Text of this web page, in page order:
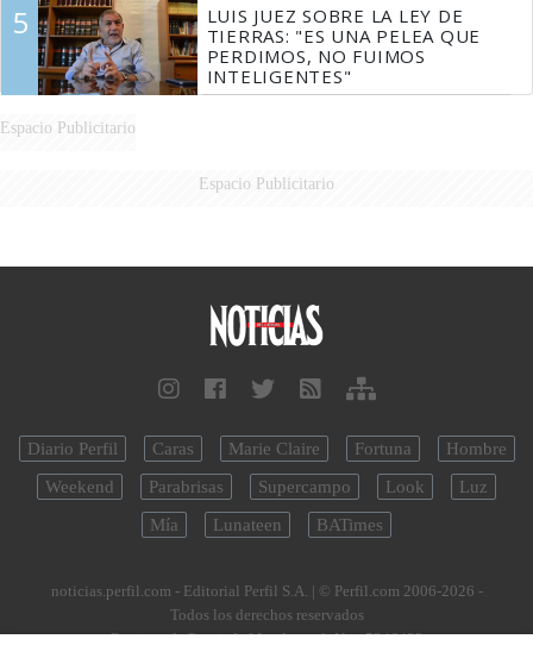
5
LUIS JUEZ SOBRE LA LEY DE
TIERRAS: "ES UNA PELEA QUE
PERDIMOS, NO FUIMOS
INTELIGENTES"
Espacio Publicitario
Espacio Publicitario
Diario Perfil Caras Marie Claire Fortuna
Hombre
Weekend
Parabrisas Supercampo Look
Luz
Mía
Lunateen BATimes
noticias.perfil.com - Editorial Perfil S.A. | © Perfil.com 2006-2026 -
Todos los derechos reservados
Registro de Propiedad Intelectual: Nro. 5346433